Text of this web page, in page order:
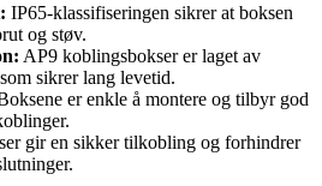
IP65-klassifiseringen sikrer at boksen
og støv.
AP9 koblingsbokser er laget av
sikrer lang levetid.
er enkle å montere og tilbyr god
gir en sikker tilkobling og forhindrer